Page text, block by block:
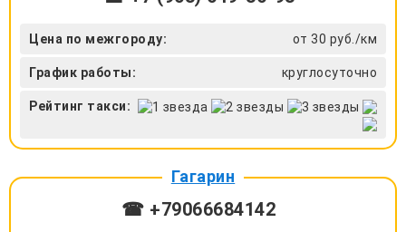
Цена по межгороду: от 30 руб./км
График работы: круглосуточно
Рейтинг такси:
Гагарин
☎ +79066684142